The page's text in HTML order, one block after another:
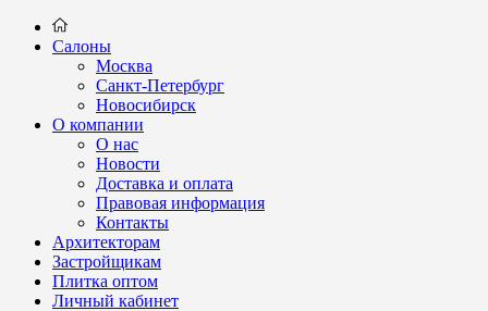
Салоны
Москва
Санкт-Петербург
Новосибирск
О компании
О нас
Новости
Доставка и оплата
Правовая информация
Контакты
Архитекторам
Застройщикам
Плитка оптом
Личный кабинет